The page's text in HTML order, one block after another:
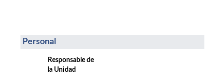
Personal
Responsable de
la Unidad